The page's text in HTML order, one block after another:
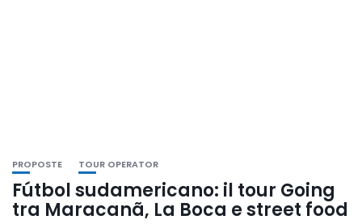
PROPOSTE TOUR OPERATOR
Fútbol sudamericano: il tour Going
tra Maracanã, La Boca e street food